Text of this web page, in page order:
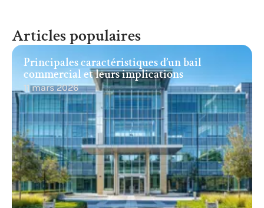
Articles populaires
Principales caractéristiques d’un bail
commercial et leurs implications
11 mars 2026